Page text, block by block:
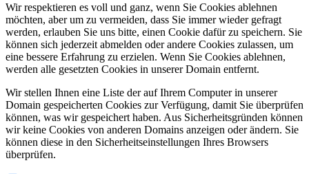
Wir respektieren es voll und ganz, wenn Sie Cookies ablehnen
möchten, aber um zu vermeiden, dass Sie immer wieder gefragt
werden, erlauben Sie uns bitte, einen Cookie dafür zu speichern. Sie
können sich jederzeit abmelden oder andere Cookies zulassen, um
eine bessere Erfahrung zu erzielen. Wenn Sie Cookies ablehnen,
werden alle gesetzten Cookies in unserer Domain entfernt.
Wir stellen Ihnen eine Liste der auf Ihrem Computer in unserer
Domain gespeicherten Cookies zur Verfügung, damit Sie überprüfen
können, was wir gespeichert haben. Aus Sicherheitsgründen können
wir keine Cookies von anderen Domains anzeigen oder ändern. Sie
können diese in den Sicherheitseinstellungen Ihres Browsers
überprüfen.